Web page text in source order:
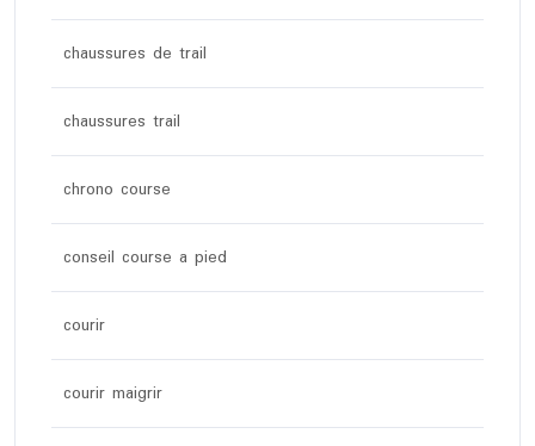
chaussures de trail
chaussures trail
chrono course
conseil course a pied
courir
courir maigrir